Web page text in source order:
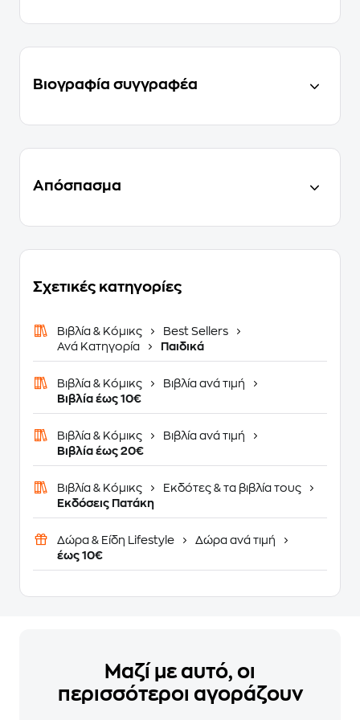
Βιογραφία συγγραφέα
Απόσπασμα
Σχετικές κατηγορίες
Βιβλία & Κόμικς
Best Sellers
Ανά Κατηγορία
Παιδικά
Βιβλία & Κόμικς
Βιβλία ανά τιμή
Βιβλία έως 10€
Βιβλία & Κόμικς
Βιβλία ανά τιμή
Βιβλία έως 20€
Βιβλία & Κόμικς
Εκδότες & τα βιβλία τους
Εκδόσεις Πατάκη
Δώρα & Είδη Lifestyle
Δώρα ανά τιμή
έως 10€
Μαζί με αυτό, οι
περισσότεροι αγοράζουν